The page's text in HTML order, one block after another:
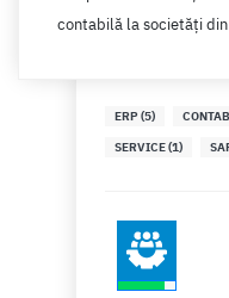
contabilă la societăți
ERP (5)
SERVICE (1)